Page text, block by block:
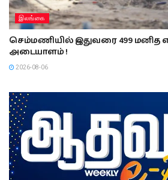
இலங்கை
செம்மணியில் இதுவரை 499 மனித
அடையாளம் !
2026-08-06